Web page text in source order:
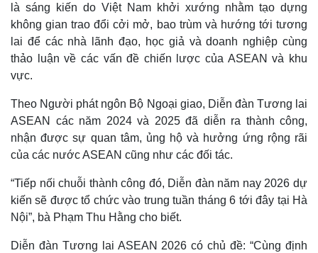
là sáng kiến do Việt Nam khởi xướng nhằm tạo dựng
không gian trao đổi cởi mở, bao trùm và hướng tới tương
lai để các nhà lãnh đạo, học giả và doanh nghiệp cùng
thảo luận về các vấn đề chiến lược của ASEAN và khu
vực.
Theo Người phát ngôn Bộ Ngoại giao, Diễn đàn Tương lai
ASEAN các năm 2024 và 2025 đã diễn ra thành công,
nhận được sự quan tâm, ủng hộ và hưởng ứng rộng rãi
của các nước ASEAN cũng như các đối tác.
“Tiếp nối chuỗi thành công đó, Diễn đàn năm nay 2026 dự
kiến sẽ được tổ chức vào trung tuần tháng 6 tới đây tại Hà
Nội”, bà Phạm Thu Hằng cho biết.
Diễn đàn Tương lai ASEAN 2026 có chủ đề: “Cùng định